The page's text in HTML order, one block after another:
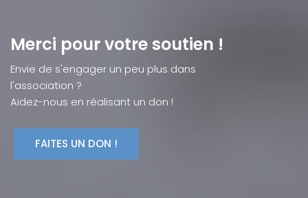
Merci pour votre soutien !
Envie de s'engager un peu plus dans
l'association ?
Aidez-nous en réalisant un don !